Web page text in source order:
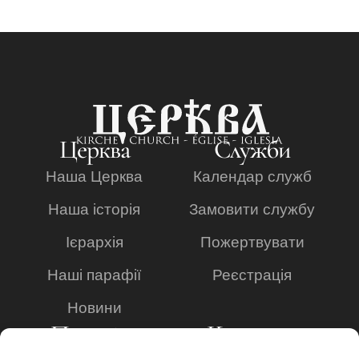
Церква
Наша Церква
Наша історія
Ієрархія
Наші парафії
Новини
Служби
Календар служб
Замовити службу
Пожертвувати
Реєстрація
Просвіта Контакти